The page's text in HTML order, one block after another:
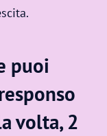
puoi
volta, 2